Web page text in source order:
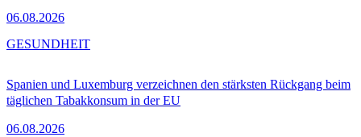
06.08.2026
Spanien und Luxemburg verzeichnen den stärksten Rückgang beim
täglichen Tabakkonsum in der EU
06.08.2026
GESUNDHEIT